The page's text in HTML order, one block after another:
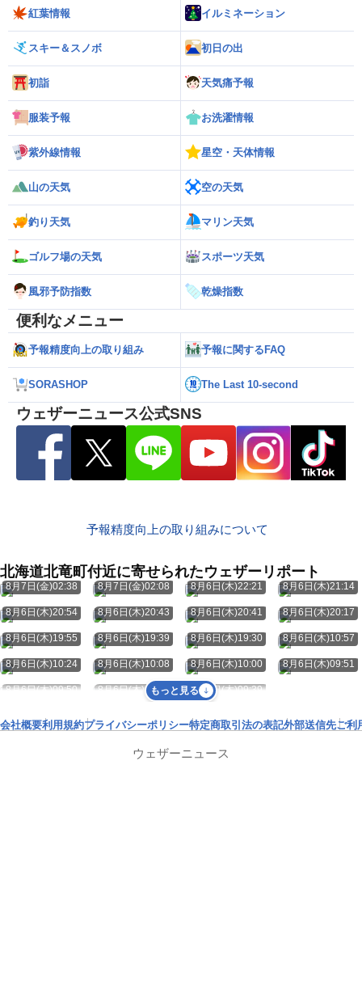
紅葉情報 イルミネーション
スキー＆スノボ 初日の出
初詣 天気痛予報
服装予報 お洗濯情報
紫外線情報 星空・天体情報
山の天気 空の天気
釣り天気 マリン天気
ゴルフ場の天気 スポーツ天気
風邪予防指数 乾燥指数
便利なメニュー
予報精度向上の取り組み 予報に関するFAQ
SORASHOP The Last 10-second
ウェザーニュース公式SNS
予報精度向上の取り組みについて
北海道北竜町付近に寄せられたウェザーリポート
8月7日(金)02:38 8月7日(金)02:08 8月6日(木)22:21 8月6日(木)21:14
8月6日(木)20:54 8月6日(木)20:43 8月6日(木)20:41 8月6日(木)20:17
8月6日(木)19:55 8月6日(木)19:39 8月6日(木)19:30 8月6日(木)10:57
8月6日(木)10:24 8月6日(木)10:08 8月6日(木)10:00 8月6日(木)09:51
8月6日(木)09:50 8月6日(木)09:45 8月6日(木)09:39
もっと見る
会社概要利用規約プライバシーポリシー特定商取引法の表記外部送信先ご利
ウェザーニュース